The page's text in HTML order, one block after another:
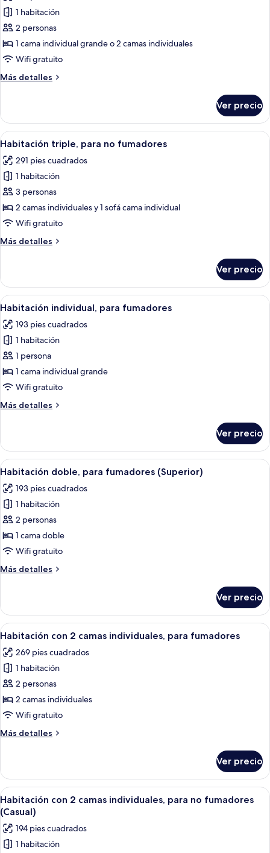
no
fumadores
fotos
de
Habitación
1 habitación
2 personas
1 cama individual grande o 2 camas individuales
Wifi gratuito
Más detalles
Más
Ver precio
Abrir
todas
las
fotos
de
Habitación
triple,
no
Habitación de hotel con dos camas,
11
Habitación triple, para no fumadores
291 pies cuadrados
1 habitación
3 personas
2 camas individuales y 1 sofá cama individual
Wifi gratuito
Más detalles
Más
triple,
para
no
Ver precio
Abrir
todas
las
fotos
de
Habitación
individual,
fumadores
Habitación de hotel con cama,
8
Habitación individual, para fumadores
193 pies cuadrados
1 habitación
1 persona
1 cama individual grande
Wifi gratuito
Más detalles
Más
individual,
para
fumadores
Ver precio
Abrir
todas
las
fotos
de
Habitación
doble,
fumadores
Habitación de hotel con cama,
11
Habitación doble, para fumadores (Superior)
193 pies cuadrados
1 habitación
2 personas
1 cama doble
Wifi gratuito
Más detalles
Más
doble,
para
fumadores
Ver precio
Abrir
todas
las
fotos
de
Habitación
con
camas
fumadores
Habitación de hotel con dos camas,
11
Habitación con 2 camas individuales, para fumadores
269 pies cuadrados
1 habitación
2 personas
2 camas individuales
Wifi gratuito
Más detalles
Más
con
camas
individuales,
para
fumadores
Ver precio
Abrir
todas
las
fotos
de
Habitación de hotel con dos camas,
8
Habitación con 2 camas individuales, para no fumadores
(Casual)
194 pies cuadrados
1 habitación